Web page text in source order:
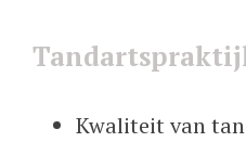
Kwaliteit van